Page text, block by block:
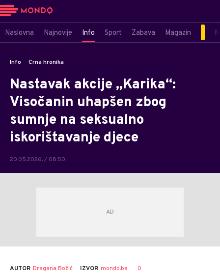
Naslovna Najnovije Info Sport Zabava Magazin
Info Crna hronika
Nastavak akcije „Karika“:
Visočanin uhapšen zbog
sumnje na seksualno
iskorištavanje djece
20.05.2026. / 08:50
AUTOR Dragana Božić IZVOR mondo.ba 0